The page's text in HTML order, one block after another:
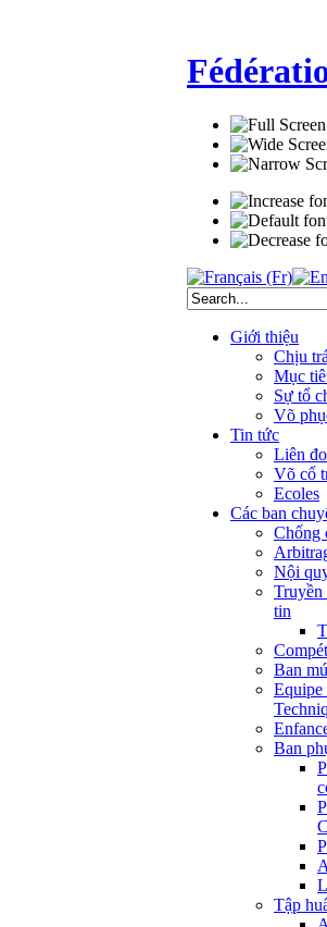
Giới thiệu
Chịu
Mục
Sự tổ
Võ
Tin tức
Liên
Võ cổ
Ecoles
Các ban
Chống
Nội
Truyền
tin
Ban
Equipe
Ban
Tập